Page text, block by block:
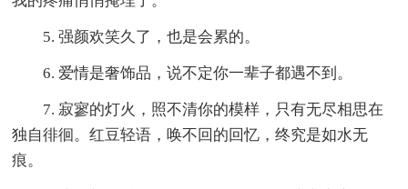
5. 强颜欢笑久了，也是会累的。
6. 爱情是奢饰品，说不定你一辈子都遇不到。
7. 寂寥的灯火，照不清你的模样，只有无尽相思在
独自徘徊。红豆轻语，唤不回的回忆，终究是如水无
痕。